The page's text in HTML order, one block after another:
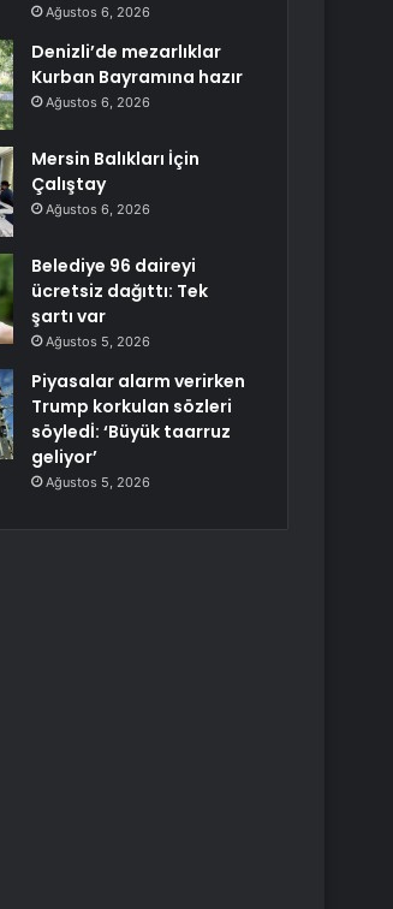
Ağustos 6, 2026
Denizli’de mezarlıklar
Kurban Bayramına hazır
Ağustos 6, 2026
Mersin Balıkları İçin
Çalıştay
Ağustos 6, 2026
Belediye 96 daireyi
ücretsiz dağıttı: Tek
şartı var
Ağustos 5, 2026
Piyasalar alarm verirken
Trump korkulan sözleri
söyledİ: ‘Büyük taarruz
geliyor’
Ağustos 5, 2026